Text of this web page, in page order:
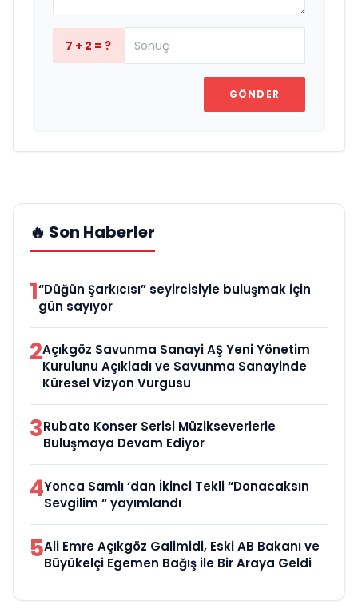
7 + 2 = ?
GÖNDER
🔥 Son Haberler
1“Düğün Şarkıcısı” seyircisiyle buluşmak için
gün sayıyor
2Açıkgöz Savunma Sanayi AŞ Yeni Yönetim
Kurulunu Açıkladı ve Savunma Sanayinde
Küresel Vizyon Vurgusu
3Rubato Konser Serisi Müzikseverlerle
Buluşmaya Devam Ediyor
4Yonca Samlı ‘dan İkinci Tekli “Donacaksın
Sevgilim “ yayımlandı
5Ali Emre Açıkgöz Galimidi, Eski AB Bakanı ve
Büyükelçi Egemen Bağış ile Bir Araya Geldi